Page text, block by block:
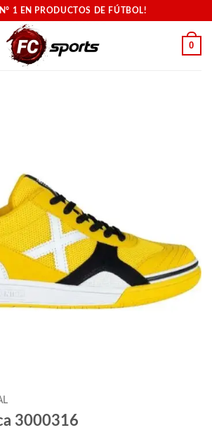
1 EN PRODUCTOS DE FÚTBOL!
0
3000316